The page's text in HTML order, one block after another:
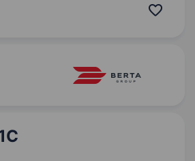
(stylecom.ua). Ми —